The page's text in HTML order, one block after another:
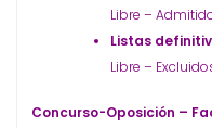
Libre –
Listas
Libre –
Concurso-Oposición –